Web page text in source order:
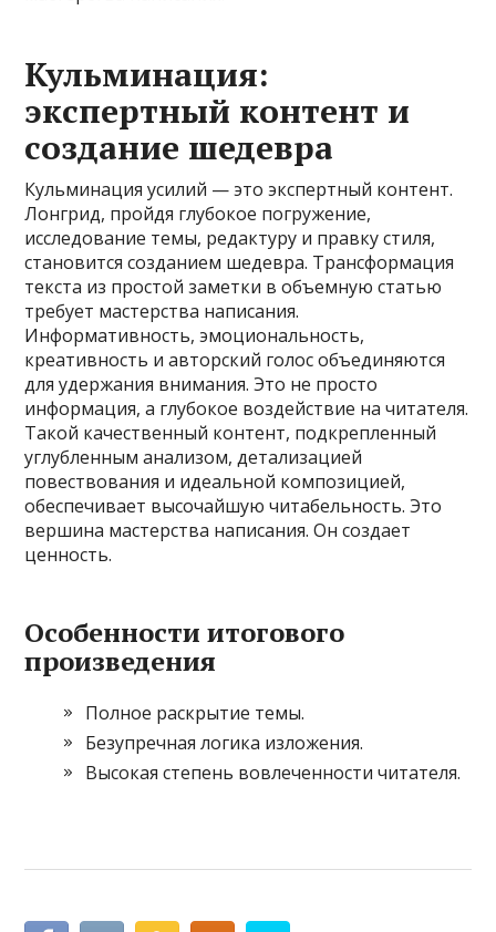
Кульминация:
экспертный контент и
создание шедевра
Кульминация усилий — это экспертный контент.
Лонгрид, пройдя глубокое погружение,
исследование темы, редактуру и правку стиля,
становится созданием шедевра. Трансформация
текста из простой заметки в объемную статью
требует мастерства написания.
Информативность, эмоциональность,
креативность и авторский голос объединяются
для удержания внимания. Это не просто
информация, а глубокое воздействие на читателя.
Такой качественный контент, подкрепленный
углубленным анализом, детализацией
повествования и идеальной композицией,
обеспечивает высочайшую читабельность. Это
вершина мастерства написания. Он создает
ценность.
Особенности итогового
произведения
Полное раскрытие темы.
Безупречная логика изложения.
Высокая степень вовлеченности читателя.